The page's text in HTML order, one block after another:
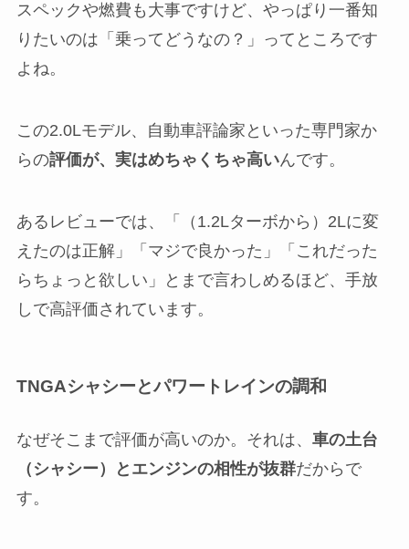
スペックや燃費も大事ですけど、やっぱり一番知
りたいのは「乗ってどうなの？」ってところです
よね。
この2.0Lモデル、自動車評論家といった専門家か
らの評価が、実はめちゃくちゃ高いんです。
あるレビューでは、「（1.2Lターボから）2Lに変
えたのは正解」「マジで良かった」「これだった
らちょっと欲しい」とまで言わしめるほど、手放
しで高評価されています。
TNGAシャシーとパワートレインの調和
なぜそこまで評価が高いのか。それは、 車の土台
（シャシー）とエンジンの相性が抜群だからで
す。